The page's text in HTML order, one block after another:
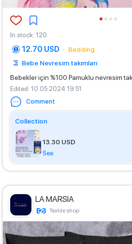
In stock: 120
12.70 USD
Bedding
Bebe Nevresim takımları
Bebekler için %100 Pamuklu nevresim
Edited: 10.05.2024 19:51
Comment
Collection
13.30 USD
See
LA MARSIA
Textile shop